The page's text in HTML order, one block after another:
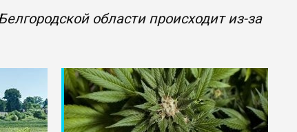
области происходит из-за